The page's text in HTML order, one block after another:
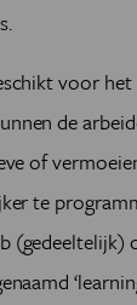
voor het
de
of
te
(gedeeltelijk)